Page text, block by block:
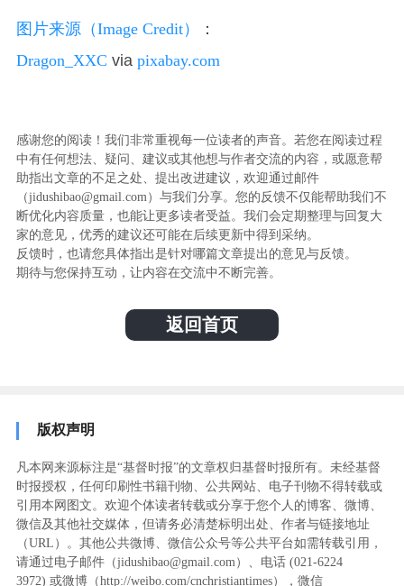
图片来源（Image Credit）
：
Dragon_XXC via pixabay.com
感谢您的阅读！我们非常重视每一位读者的声音。若您在阅读过程
中有任何想法、疑问、建议或其他想与作者交流的内容，或愿意帮
助指出文章的不足之处、提出改进建议，欢迎通过邮件
（jidushibao@gmail.com）与我们分享。您的反馈不仅能帮助我们不
断优化内容质量，也能让更多读者受益。我们会定期整理与回复大
家的意见，优秀的建议还可能在后续更新中得到采纳。
反馈时，也请您具体指出是针对哪篇文章提出的意见与反馈。
期待与您保持互动，让内容在交流中不断完善。
返回首页
版权声明
凡本网来源标注是“基督时报”的文章权归基督时报所有。未经基督
时报授权，任何印刷性书籍刊物、公共网站、电子刊物不得转载或
引用本网图文。欢迎个体读者转载或分享于您个人的博客、微博、
微信及其他社交媒体，但请务必清楚标明出处、作者与链接地址
（URL）。其他公共微博、微信公众号等公共平台如需转载引用，
请通过电子邮件（jidushibao@gmail.com）、电话 (021-6224
3972) ‬或微博（http://weibo.com/cnchristiantimes），微信